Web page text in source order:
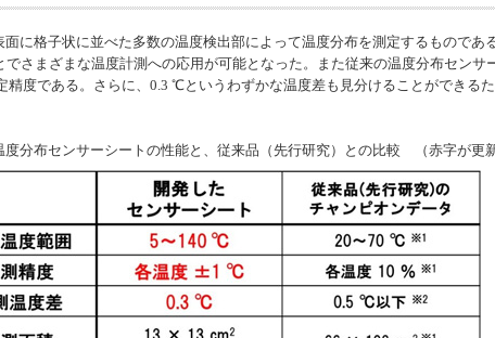
に格子状に並べた多数の温度検出部によって温度分布を測定するものであ
さまざまな温度計測への応用が可能となった。また従来の温度分布センサ
度である。さらに、0.3 ℃というわずかな温度差も見分けることができる
分布センサーシートの性能と、従来品（先行研究）との比較 （赤字が更新